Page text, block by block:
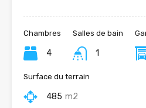
Chambres
4
Salles de bain
1
Surface du terrain
485 m2